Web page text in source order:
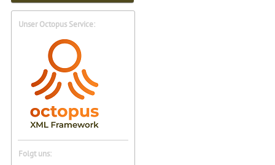
Unser Octopus Service:
Folgt uns: